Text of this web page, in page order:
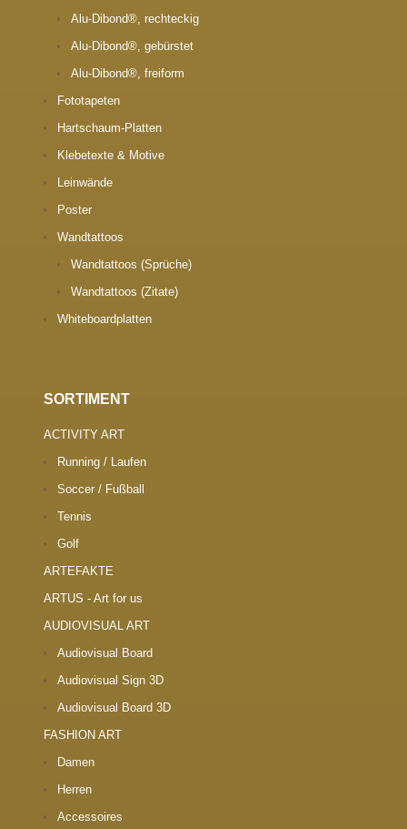
Alu-Dibond®, rechteckig
Alu-Dibond®, gebürstet
Alu-Dibond®, freiform
Fototapeten
Hartschaum-Platten
Klebetexte & Motive
Leinwände
Poster
Wandtattoos
Wandtattoos (Sprüche)
Wandtattoos (Zitate)
Whiteboardplatten
SORTIMENT
ACTIVITY ART
Running / Laufen
Soccer / Fußball
Tennis
Golf
ARTEFAKTE
ARTUS - Art for us
AUDIOVISUAL ART
Audiovisual Board
Audiovisual Sign 3D
Audiovisual Board 3D
FASHION ART
Damen
Herren
Accessoires